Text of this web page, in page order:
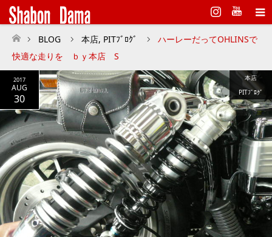
Instagram
ホーム
BLOG 本店, PITﾌﾞﾛｸﾞ
ハーレーだってOHLINSで
快適な走りを ｂｙ本店 S
2017
AUG
30
本店
PITﾌﾞﾛｸﾞ